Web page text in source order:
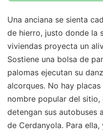
Una anciana se sienta
de hierro, justo donde la
viviendas proyecta un
Sostiene una bolsa de
palomas ejecutan su
alcorques. No hay
nombre popular del
detengan sus autobuses
de Cerdanyola. Para